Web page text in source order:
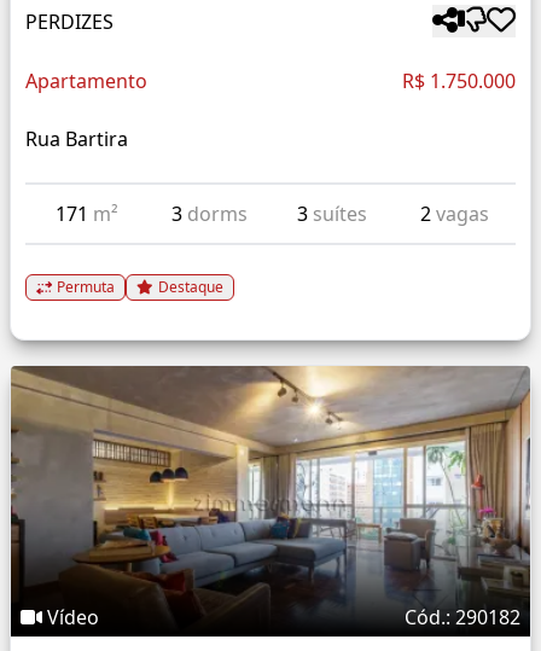
PERDIZES
Apartamento R$ 1.750.000
Rua Bartira
171 m² 3 dorms 3 suítes 2vagas
Permuta Destaque
Vídeo Cód.: 290182